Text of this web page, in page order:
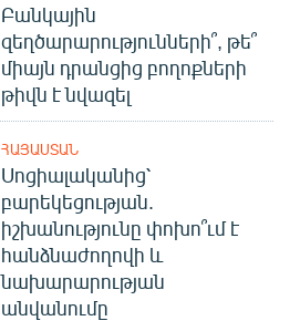
Բանկային
զեղծարարությունների՞, թե՞
միայն դրանցից բողոքների
թիվն է նվազել
ՀԱՅԱՍՏԱՆ
Սոցիալականից՝
բարեկեցության.
իշխանությունը փոխո՞ւմ է
հանձնաժողովի և
նախարարության
անվանումը